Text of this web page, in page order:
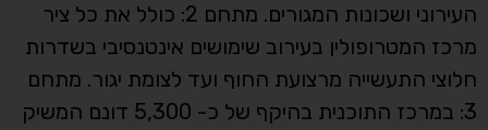
העירוני ושכונות המגורים. מתחם 2: כולל את כל ציר
מרכז המטרופולין בעירוב שימושים אינטנסיבי בשדרות
חלוצי התעשייה מרצועת החוף ועד לצומת יגור. מתחם
3: במרכז התוכנית בהיקף של כ- 5,300 דונם המשיק